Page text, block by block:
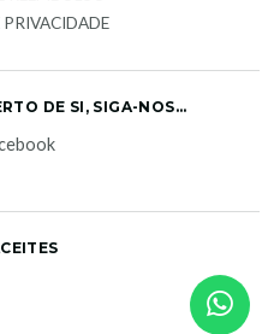
DE SI, SIGA-NOS...